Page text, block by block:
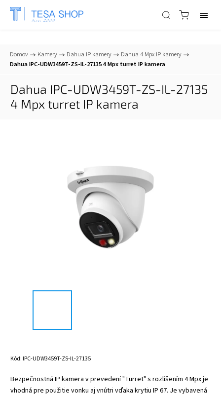
📞+421 903 553 805 info@tesa-systems.sk
Domov / Kamery / Dahua IP kamery / Dahua 4 Mpx IP kamery /
Dahua IPC-UDW3459T-ZS-IL-27135 4 Mpx turret IP kamera
Dahua IPC-UDW3459T-ZS-IL-27135
4 Mpx turret IP kamera
Kód:IPC-UDW3459T-ZS-IL-27135
Bezpečnostná IP kamera v prevedení "Turret" s rozlíšením 4 Mpx je
vhodná pre použitie vonku aj vnútri vďaka krytiu IP 67. Je vybavená